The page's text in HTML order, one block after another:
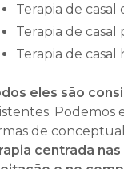
Terapia de
Terapia de casal
Terapia de casal
eles são
Podemos
de
centrada